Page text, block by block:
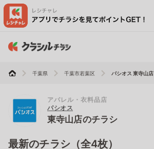
千葉県 千葉市若葉区 パシオス 東寺山店
アパレル・衣料品店
パシオス
東寺山店のチラシ
最新のチラシ（全4枚）